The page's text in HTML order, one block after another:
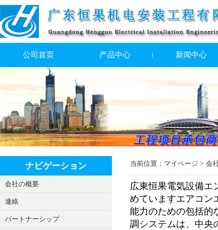
公司首页 产品中心 新闻中心
ナビゲーション
会社の概要
連絡
パートナーシップ
当前位置： マイページ > 会
広東恒果電気設備エ
めていますエアコン
能力のための包括的
調システムは、中央